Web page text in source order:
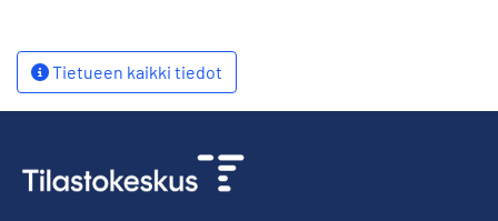
Tietueen kaikki tiedot